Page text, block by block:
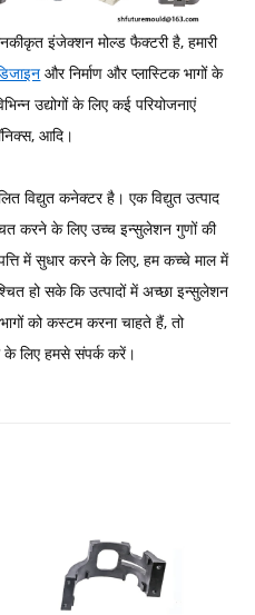
इंजेक्शन मोल्ड फैक्टरी है, हमारी
और निर्माण और प्लास्टिक भागों के
उद्योगों के लिए कई परियोजनाएं
आदि।
विद्युत कनेक्टर है। एक विद्युत उत्पाद
करने के लिए उच्च इन्सुलेशन गुणों की
में सुधार करने के लिए, हम कच्चे माल में
हो सके कि उत्पादों में अच्छा इन्सुलेशन
को कस्टम करना चाहते हैं, तो
के लिए हमसे संपर्क करें।